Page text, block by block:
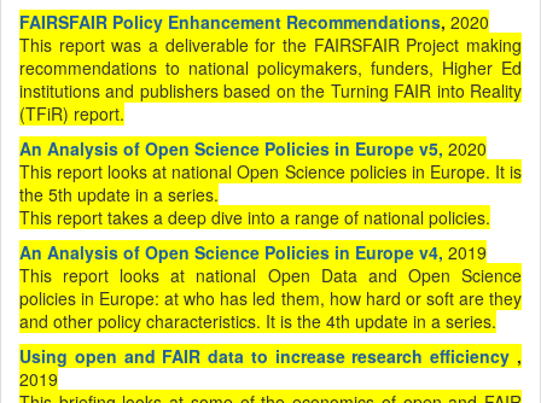
FAIRSFAIR Policy Enhancement Recommendations, 2020
This report was a deliverable for the FAIRSFAIR Project making
recommendations to national policymakers, funders, Higher Ed
institutions and publishers based on the Turning FAIR into Reality
(TFiR) report.
An Analysis of Open Science Policies in Europe v5, 2020
This report looks at national Open Science policies in Europe. It is
the 5th update in a series.
This report takes a deep dive into a range of national policies.
An Analysis of Open Science Policies in Europe v4, 2019
This report looks at national Open Data and Open Science
policies in Europe: at who has led them, how hard or soft are they
and other policy characteristics. It is the 4th update in a series.
Using open and FAIR data to increase research efficiency ,
2019